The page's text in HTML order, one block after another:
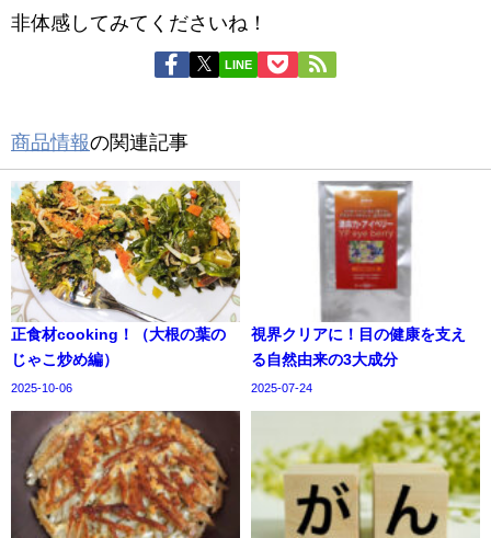
非体感してみてくださいね！
LINE
商品情報の関連記事
正食材cooking！（大根の葉の
じゃこ炒め編）
2025-10-06
視界クリアに！目の健康を支え
る自然由来の3大成分
2025-07-24